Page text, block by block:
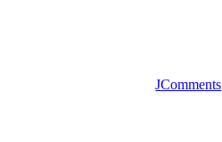
JComments